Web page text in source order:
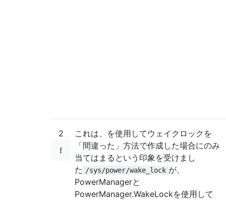
2
これは、を使用してウェイクロックを
「間違った」方法で作成した場合にのみ
当てはまるという印象を受けまし
た /sys/power/wake_lock が、
PowerManagerと
PowerManager.WakeLockを使用して